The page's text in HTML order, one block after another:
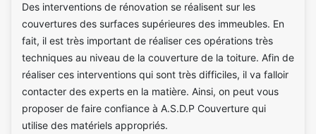
Des interventions de rénovation se réalisent sur les
couvertures des surfaces supérieures des immeubles. En
fait, il est très important de réaliser ces opérations très
techniques au niveau de la couverture de la toiture. Afin de
réaliser ces interventions qui sont très difficiles, il va falloir
contacter des experts en la matière. Ainsi, on peut vous
proposer de faire confiance à A.S.D.P Couverture qui
utilise des matériels appropriés.